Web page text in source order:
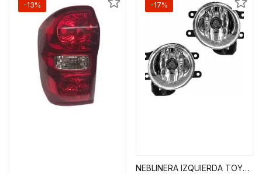
-13% -17%
NEBLINERA IZQUIERDA TOYOTA RAV 4 01-03